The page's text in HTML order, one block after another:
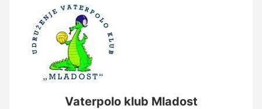
Vaterpolo klub Mladost